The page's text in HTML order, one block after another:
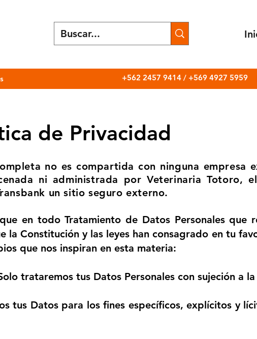
+562 2457 9414 / +569 4927 5959
de Privacidad
no es compartida con ninguna empresa
ni administrada por Veterinaria Totoro,
un sitio seguro externo.
en todo Tratamiento de Datos Personales que
la Constitución y las leyes han consagrado en tu
que nos inspiran en esta materia:
trataremos tus Datos Personales con sujeción a la
tus Datos para los fines específicos, explícitos y